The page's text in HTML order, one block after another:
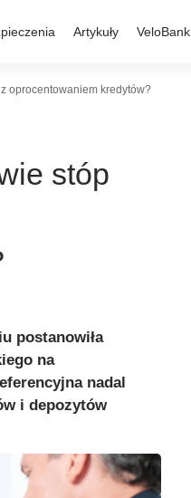
Artykuły VeloBank
oprocentowaniem kredytów?
stóp
postanowiła
na
nadal
i depozytów